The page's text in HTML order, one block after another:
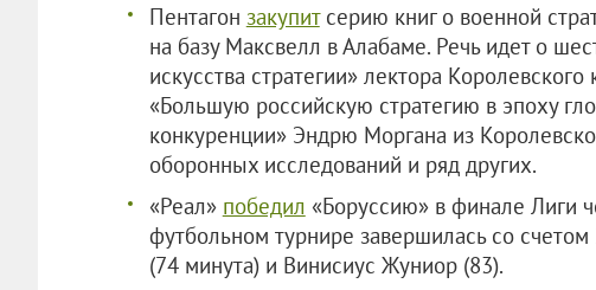
Пентагон закупитсерию книг о военной
на базу Максвелл в Алабаме. Речь идет о
искусства стратегии» лектора
«Большую российскую стратегию в эпоху
конкуренции» Эндрю Моргана из
оборонных исследований и ряд других.
«Реал» победил «Боруссию» в финале Лиги
футбольном турнире завершилась со
(74 минута) и Винисиус Жуниор (83).